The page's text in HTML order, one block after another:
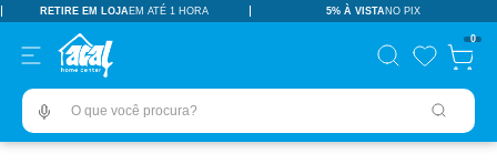
RETIRE EM LOJAEM ATÉ 1 HORA 5% À VISTANO PIX
0
O que você procura?
TERMOS MAIS BUSCADOS
pisos revestimentos
º ceramica